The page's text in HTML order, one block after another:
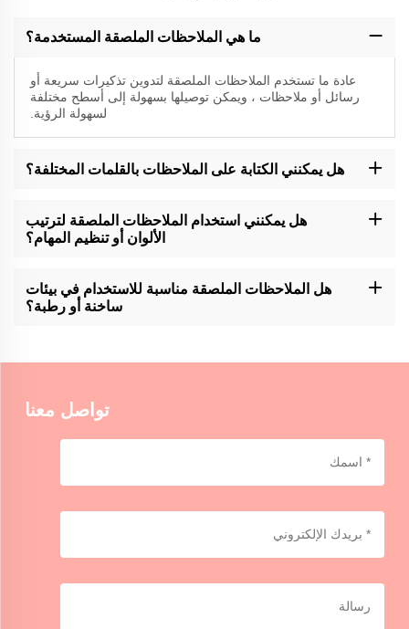
ما هي الملاحظات الملصقة المستخدمة؟
عادة ما تستخدم الملاحظات الملصقة لتدوين تذكيرات سريعة أو
رسائل أو ملاحظات ، ويمكن توصيلها بسهولة إلى أسطح مختلفة
لسهولة الرؤية.
هل يمكنني الكتابة على الملاحظات بالقلمات المختلفة؟
مختلفة من القلم، بما في ذلك أقلام الكرات والجيلي والقلم المعلن. من
المستحسن أن يتم اختبار وجود بقع أو نزيف على أسطح محددة.
هل يمكنني استخدام الملاحظات الملصقة لترتيب
الألوان أو تنظيم المهام؟
تنظيم المهام ، مما يسمح للمستخدمين بتصنيف المعلومات وتحديدها
بطريقة مرئية ومريحة.
هل الملاحظات الملصقة مناسبة للاستخدام في بيئات
ساخنة أو رطبة؟
اللصق، لذلك من المستحسن أن تكون حذراً.
تواصل معنا